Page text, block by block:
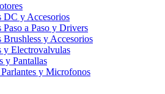
DC y Accesorios
Paso a Paso y Drivers
Brushless y Accesorios
y Electrovalvulas
y Pantallas
y Microfonos